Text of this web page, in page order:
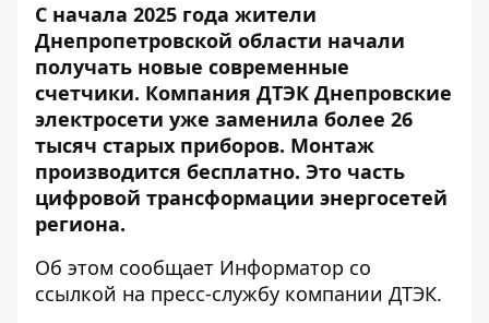
С начала 2025 года жители
Днепропетровской области начали
получать новые современные
счетчики. Компания ДТЭК Днепровские
электросети уже заменила более 26
тысяч старых приборов. Монтаж
производится бесплатно. Это часть
цифровой трансформации энергосетей
региона.
Об этом сообщает Информатор со
ссылкой на пресс-службу компании ДТЭК.